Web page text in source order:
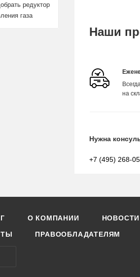
Наши
на
Нужна
+7 (495) 268-
редуктор
газа
О КОМПАНИИ НОВОСТИ
ПРАВООБЛАДАТЕЛЯМ